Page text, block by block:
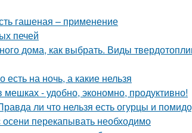
гашеная – применение
печей
дома, как выбрать. Виды
на ночь, а какие нельзя
- удобно, экономно, продуктивно!
ли что нельзя есть огурцы и
перекапывать необходимо